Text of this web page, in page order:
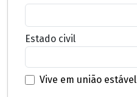
Estado civil
Vive em união estável